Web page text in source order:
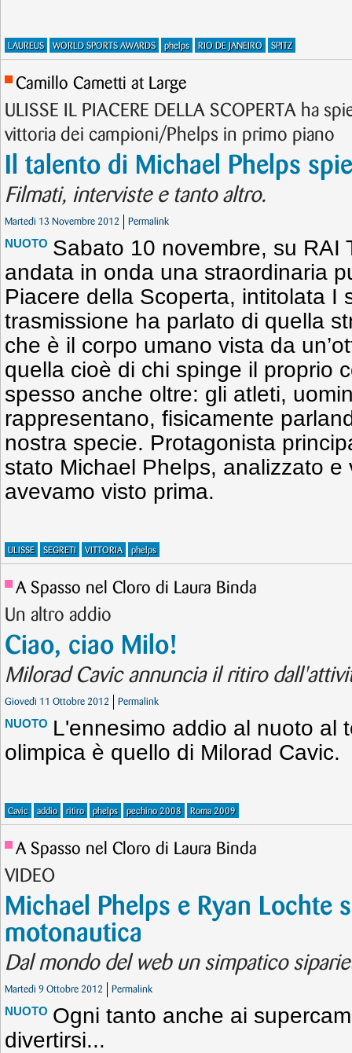
LAUREUS WORLD SPORTS AWARDS phelps RIO DE JANEIRO SPITZ
Camillo Cametti at Large
ULISSE IL PIACERE DELLA SCOPERTA ha
vittoria dei campioni/Phelps in primo piano
Il talento di Michael Phelps
Filmati, interviste e tanto altro.
Martedì 13 Novembre 2012 Permalink
NUOTO Sabato 10 novembre, su RAI
andata in onda una straordinaria
Piacere della Scoperta, intitolata I
trasmissione ha parlato di quella
che è il corpo umano vista da
quella cioè di chi spinge il proprio
spesso anche oltre: gli atleti,
rappresentano, fisicamente
nostra specie. Protagonista
stato Michael Phelps, analizzato
avevamo visto prima.
ULISSE SEGRETI VITTORIA phelps
A Spasso nel Cloro di Laura Binda
Un altro addio
Ciao, ciao Milo!
Milorad Cavic annuncia il ritiro
Giovedì 11 Ottobre 2012 Permalink
NUOTO L'ennesimo addio al nuoto al
olimpica è quello di Milorad Cavic.
Cavic addio ritiro phelps pechino 2008 Roma 2009
A Spasso nel Cloro di Laura Binda
VIDEO
Michael Phelps e Ryan Lochte
motonautica
Dal mondo del web un simpatico
Martedì 9 Ottobre 2012 Permalink
NUOTO Ogni tanto anche ai
divertirsi...